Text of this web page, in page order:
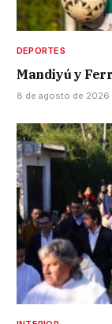
DEPORTES
Mandiyú y
8 de agosto de 2026